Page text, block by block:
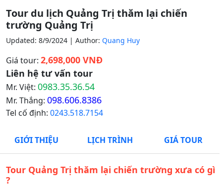
Tour du lịch Quảng Trị thăm lại chiến
trường Quảng Trị
Updated: 8/9/2024 | Author: Quang Huy
Giá tour: 2,698,000 VNĐ
Liên hệ tư vấn tour
Mr. Việt: 0983.35.36.54
Mr. Thắng: 098.606.8386
Tel cố định: 0243.518.7154
GIỚI THIỆU LỊCH TRÌNH GIÁ TOUR
Tour Quảng Trị thăm lại chiến trường xưa có gì
?